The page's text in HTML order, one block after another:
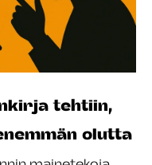
tehtiin,
olutta